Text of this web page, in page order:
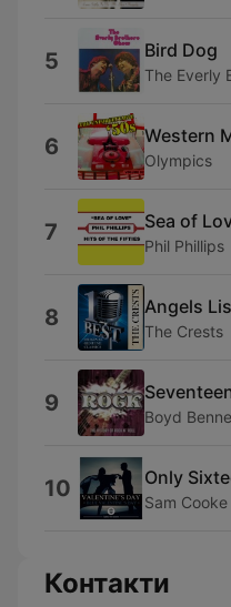
5 Bird Dog
The Everly
6 Western
Olympics
7 Sea of
Phil Phillips
8 Angels
The Crests
9 Boyd
10 Only
Sam Cooke
Контакти